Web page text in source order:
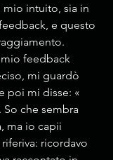
intuito, sia in
e questo
feedback
mi guardò
poi mi disse: «
che sembra
ma io capii
ricordavo